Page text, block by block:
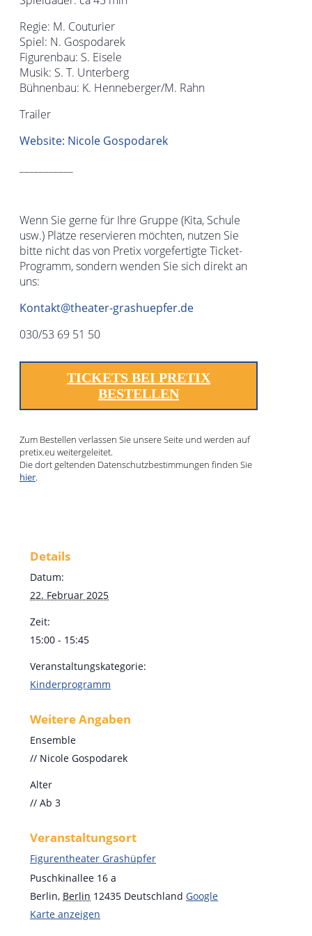
Regie: M. Couturier
Spiel: N. Gospodarek
Figurenbau: S. Eisele
Musik: S. T. Unterberg
Bühnenbau: K. Henneberger/M. Rahn
Trailer
Website: Nicole Gospodarek
Wenn Sie gerne für Ihre Gruppe (Kita, Schule
usw.) Plätze reservieren möchten, nutzen Sie
bitte nicht das von Pretix vorgefertigte Ticket-
Programm, sondern wenden Sie sich direkt an
uns:
Kontakt@theater-grashuepfer.de
030/53 69 51 50
TICKETS BEI PRETIX
BESTELLEN
Zum Bestellen verlassen Sie unsere Seite und werden auf
pretix.eu weitergeleitet.
Die dort geltenden Datenschutzbestimmungen finden Sie
hier.
Details
Datum:
22. Februar 2025
Zeit:
15:00 - 15:45
Veranstaltungskategorie:
Kinderprogramm
Veranstaltungsort
Figurentheater Grashüpfer
Puschkinallee 16 a
Berlin, Berlin 12435 Deutschland Google
Karte anzeigen
Weitere Angaben
Ensemble
// Nicole Gospodarek
Alter
// Ab 3